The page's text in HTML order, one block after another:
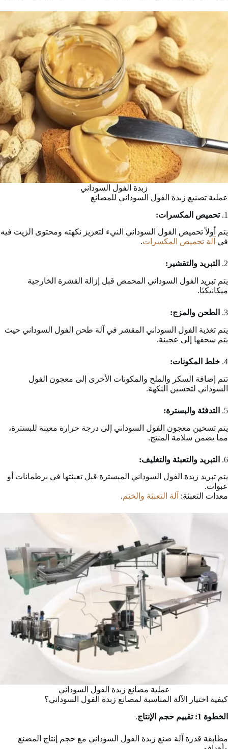
زبدة الفول السوداني
عملية تصنيع زبدة الفول السوداني للمصانع
1. تحميص المكسرات:
يتم أولاً تحميص الفول السوداني النيء لتعزيز نكهته ومحتوى الزيت فيه
في آلة تحميص المكسرات.
2.
التبريد والتقشير:
يتم تبريد الفول السوداني المحمص قبل إزالة القشرة الخارجية
ميكانيكيًا.
3.
الطحن والمزج:
يتم تغذية الفول السوداني المقشر في آلة طحن الفول السوداني حيث
يتم سحقها إلى عجينة.
4. خلط المكونات:
تتم إضافة السكر والملح والمكونات الأخرى إلى معجون الفول
السوداني لتحسين النكهة.
5.
التدفئة والبسترة:
يتم تسخين معجون الفول السوداني إلى درجة حرارة معينة للبسترة،
مما يضمن سلامة المنتج.
6.
التبريد والتعبئة والتغليف:
يتم تبريد زبدة الفول السوداني المبسترة قبل تعبئتها في برطمانات أو
عبوات.
معدات التعبئة: آلة التعبئة والختم.
عملية مصانع زبدة الفول السوداني
كيفية اختيار الآلة المناسبة لمصانع زبدة الفول السوداني؟
الخطوة 1:
تقييم حجم الإنتاج.
مطابقة قدرة آلة صنع زبدة الفول السوداني مع حجم إنتاج المصنع